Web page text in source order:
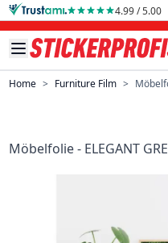
Skip to Content 4.99 / 5.00
Home > Furniture Film >
Möbelfolie - ELEGANT